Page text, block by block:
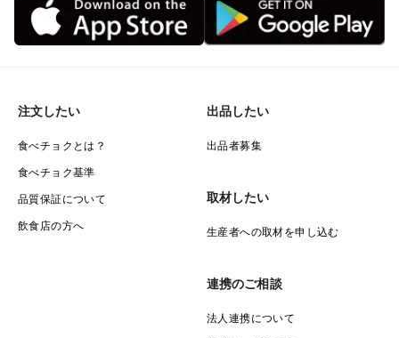
注文したい
食べチョクとは？
食べチョク基準
品質保証について
飲食店の方へ
出品したい
出品者募集
取材したい
生産者への取材を申し込む
連携のご相談
法人連携について